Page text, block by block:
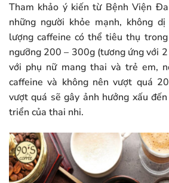
Tham khảo ý kiến từ Bệnh Viện
những người khỏe mạnh, không
lượng caffeine có thể tiêu thụ
ngưỡng 200 – 300g (tương ứng với
với phụ nữ mang thai và trẻ em,
caffeine và không nên vượt quá
vượt quá sẽ gây ảnh hưởng xấu
triển của thai nhi.